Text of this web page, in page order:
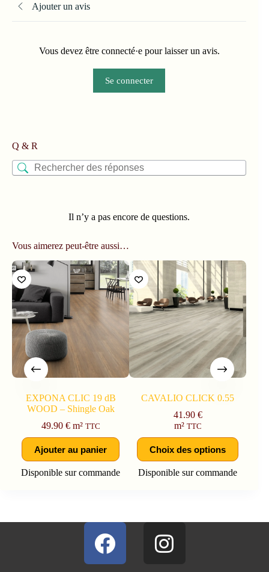
Ajouter un avis
Vous devez être connecté·e pour laisser un avis.
Se connecter
Q & R
Il n’y a pas encore de questions.
Vous aimerez peut-être aussi…
EXPONA CLIC 19 dB
WOOD – Shingle Oak
49.90 €m² TTC
Ajouter au panier
Disponible sur commande
CAVALIO CLICK 0.55
41.90 €
m² TTC
Choix des options
Disponible sur commande